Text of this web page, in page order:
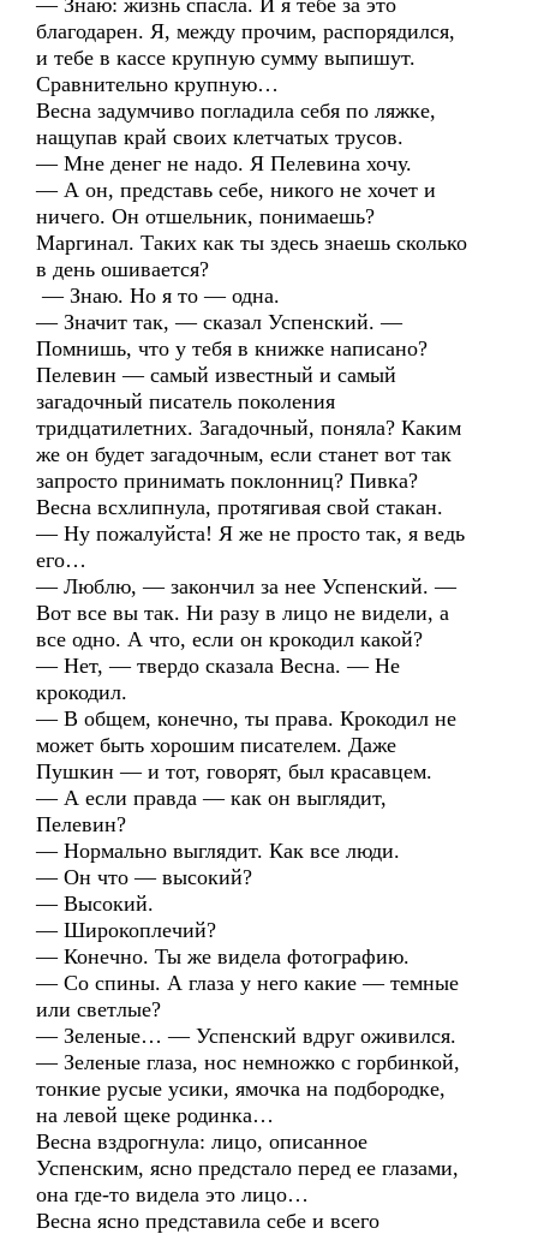
— Знаю: жизнь спасла. И я тебе за это
благодарен. Я, между прочим, распорядился,
и тебе в кассе крупную сумму выпишут.
Сравнительно крупную…
Весна задумчиво погладила себя по ляжке,
нащупав край своих клетчатых трусов.
— Мне денег не надо. Я Пелевина хочу.
— А он, представь себе, никого не хочет и
ничего. Он отшельник, понимаешь?
Маргинал. Таких как ты здесь знаешь сколько
в день ошивается?
— Знаю. Но я то — одна.
— Значит так, — сказал Успенский. —
Помнишь, что у тебя в книжке написано?
Пелевин — самый известный и самый
загадочный писатель поколения
тридцатилетних. Загадочный, поняла? Каким
же он будет загадочным, если станет вот так
запросто принимать поклонниц? Пивка?
Весна всхлипнула, протягивая свой стакан.
— Ну пожалуйста! Я же не просто так, я ведь
его…
— Люблю, — закончил за нее Успенский. —
Вот все вы так. Ни разу в лицо не видели, а
все одно. А что, если он крокодил какой?
— Нет, — твердо сказала Весна. — Не
крокодил.
— В общем, конечно, ты права. Крокодил не
может быть хорошим писателем. Даже
Пушкин — и тот, говорят, был красавцем.
— А если правда — как он выглядит,
Пелевин?
— Нормально выглядит. Как все люди.
— Он что — высокий?
— Высокий.
— Широкоплечий?
— Конечно. Ты же видела фотографию.
— Со спины. А глаза у него какие — темные
или светлые?
— Зеленые… — Успенский вдруг оживился.
— Зеленые глаза, нос немножко с горбинкой,
тонкие русые усики, ямочка на подбородке,
на левой щеке родинка…
Весна вздрогнула: лицо, описанное
Успенским, ясно предстало перед ее глазами,
она где-то видела это лицо…
Весна ясно представила себе и всего